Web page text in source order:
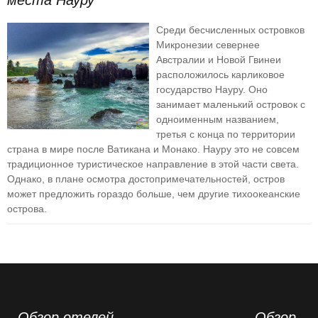
Среди бесчисленных островков
Микронезии севернее
Австралии и Новой Гвинеи
расположилось карликовое
государство Науру. Оно
занимает маленький островок с
одноименным названием,
третья с конца по территории
страна в мире после Ватикана и Монако. Науру это не совсем
традиционное туристическое направление в этой части света.
Однако, в плане осмотра достопримечательностей, остров
может предложить гораздо больше, чем другие тихоокеанские
острова.